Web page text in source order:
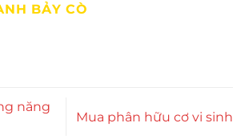
BẢY CÒ
năng
Mua phân hữu cơ vi sinh